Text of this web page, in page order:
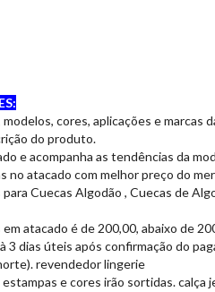
modelos, cores, aplicações e
do produto.
e acompanha as tendências da
no atacado com melhor preço do
Cuecas Algodão , Cuecas de
atacado é de 200,00, abaixo de
3 dias úteis após confirmação do
revendedor lingerie
e cores irão sortidas. calça